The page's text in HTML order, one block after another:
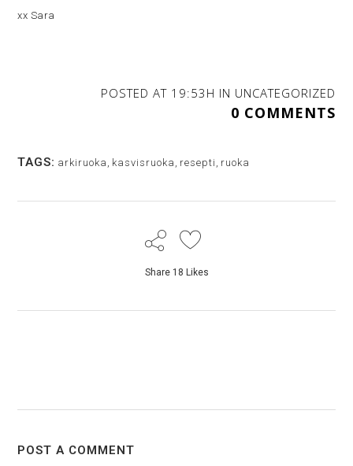
xx Sara
POSTED AT 19:53H IN UNCATEGORIZED
0 COMMENTS
TAGS: arkiruoka kasvisruoka resepti ruoka
Share 18 Likes
POST A COMMENT